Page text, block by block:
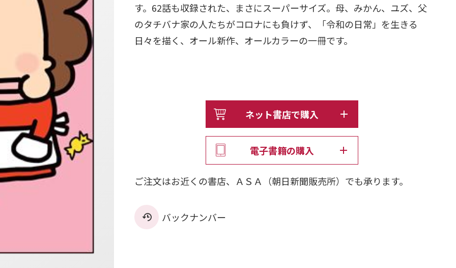
す。62話も収録された、まさにスーパーサイズ。母、みかん、ユズ、父
のタチバナ家の人たちがコロナにも負けず、「令和の日常」を生きる
日々を描く、オール新作、オールカラーの一冊です。
ネット書店で購入
電子書籍の購入
ご注文はお近くの書店、ＡＳＡ（朝日新聞販売所）でも承ります。
バックナンバー